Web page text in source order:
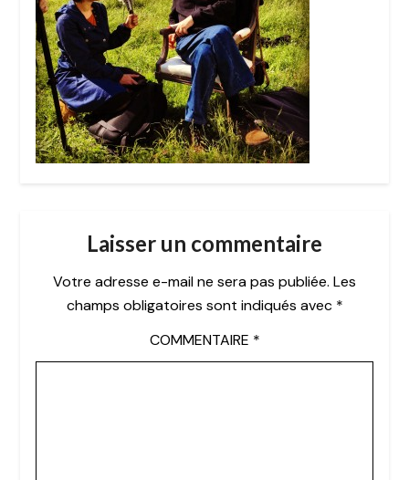
Laisser un commentaire
Votre adresse e-mail ne sera pas publiée. Les
champs obligatoires sont indiqués avec *
COMMENTAIRE *